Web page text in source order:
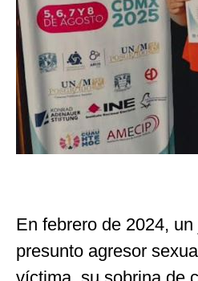
En febrero de 2024,
presunto agresor